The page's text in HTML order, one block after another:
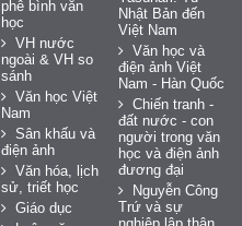
phê bình văn
học
VH nước
ngoài & VH so
sánh
Văn học Việt
Nam
Sân khấu và
điện ảnh
Văn hóa, lịch
sử, triết học
Giáo dục
Nhật Bản đến
Việt Nam
Văn học và
điện ảnh Việt
Nam - Hàn Quốc
Chiến tranh -
đất nước - con
người trong văn
học và điện ảnh
đương đại
Nguyễn Công
Trứ và sự